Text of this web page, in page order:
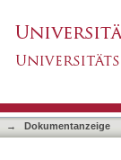
→ Dokumentanzeige